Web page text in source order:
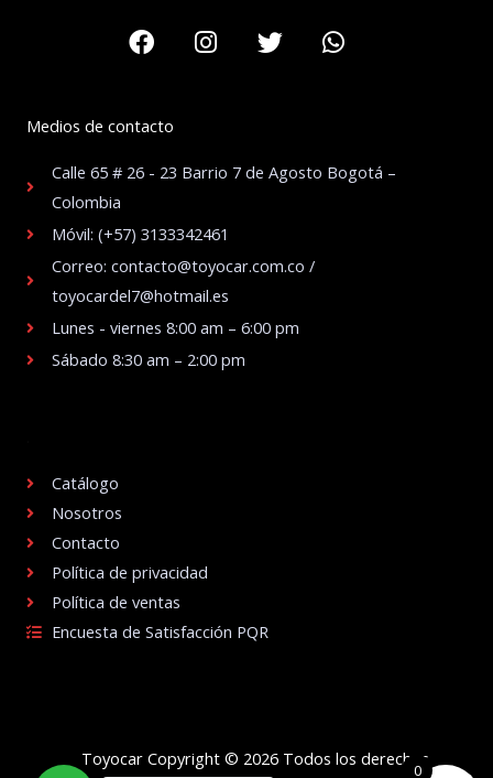
FacebookInstagram
TwitterWhatsapp
Medios de contacto
Calle 65 # 26 - 23 Barrio 7 de Agosto Bogotá –
Colombia
Móvil: (+57) 3133342461
Correo: contacto@toyocar.com.co /
toyocardel7@hotmail.es
Lunes - viernes 8:00 am – 6:00 pm
Sábado 8:30 am – 2:00 pm
Catálogo
Nosotros
Contacto
Política de privacidad
Política de ventas
Encuesta de Satisfacción PQR
Toyocar Copyright © 2026 Todos los derechos
0